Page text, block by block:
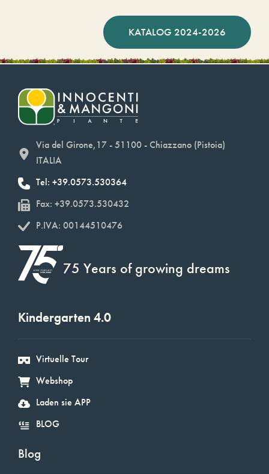
KATALOG 2024-2026
Via del Girone,17 - 51100 - Chiazzano (Pistoia)
ITALIA
Tel: +39.0573.530364
Fax: +39.0573.530432
P.IVA: 00144510476
75 Years of growing dreams
Kindergarten 4.0
Virtuelle Tour
Webshop
Laden sie APP
BLOG
Blog